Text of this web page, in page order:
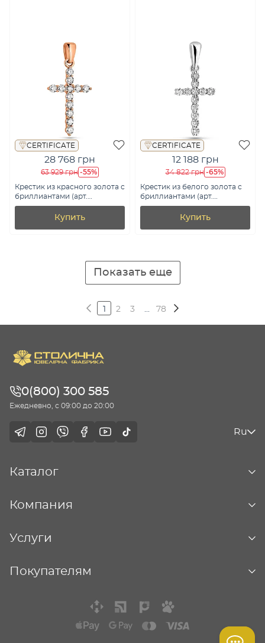
CERTIFICATE
28 768 грн
63 929 грн -55%
Крестик из красного золота с
бриллиантами (арт.
3103632201)
Купить
CERTIFICATE
12 188 грн
34 822 грн -65%
Крестик из белого золота с
бриллиантами (арт.
П011273015б)
Купить
Показать еще
2 3 ... 78
0(800) 300 585
Ежедневно, с 09:00 до 20:00
Ru
Каталог
Компания
Услуги
Покупателям